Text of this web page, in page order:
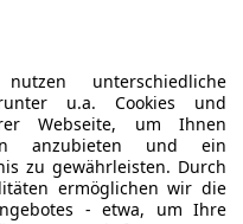
Jeansblaumetallic,
Weinrotmica,
geschnittenund speziell
unterstreichen
elegante Kühlergrill,
des Autos für eine
sportlichen Look.
unterschiedliche
u.a. Cookies und
Webseite, um Ihnen
anzubieten und ein
zu gewährleisten. Durch
ermöglichen wir die
- etwa, um Ihre